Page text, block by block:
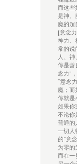
而这些
是神、
魔的超
[意念
神力、
常的说
人、神
你是善
念力”
“意念
魔；而
你就是
如果你
不论你
普通的
一切人
的“意
为零的
而在一